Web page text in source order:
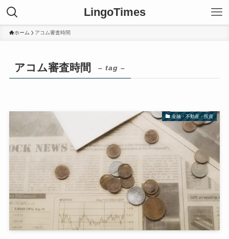
LingoTimes
ホーム アコム審査時間
アコム審査時間 – tag –
金融・不動産・投資